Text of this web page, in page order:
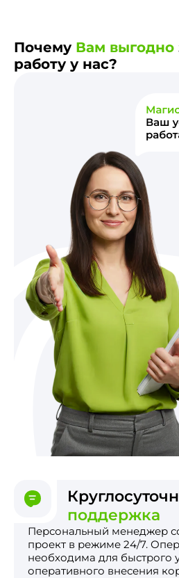
Почему Вам выгодно
работу у нас?
поддержка
Персональный менеджер
проект в режиме 24/7.
необходима для быстрого
оперативного внесения